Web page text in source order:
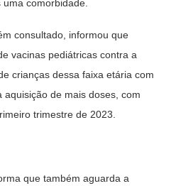
comorbidade.
consultado, informou que
vacinas pediátricas contra a
crianças dessa faixa etária com
de mais doses, com
trimestre de 2023.
que também aguarda a